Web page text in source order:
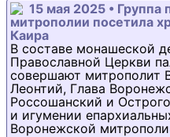
15 мая 2025 •
митрополии посетила
Каира
В составе монашеской
Православной Церкви
совершают митрополит
Леонтий, Глава
Россошанский и
и игумении
Воронежской